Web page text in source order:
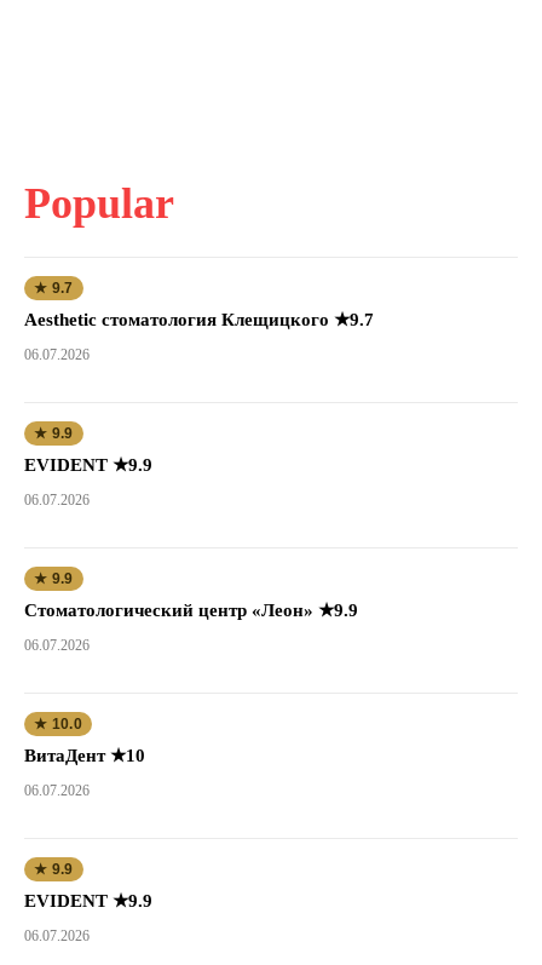
Popular
★ 9.7
Aesthetic стоматология Клещицкого ★9.7
06.07.2026
★ 9.9
EVIDENT ★9.9
06.07.2026
★ 9.9
Стоматологический центр «Леон» ★9.9
06.07.2026
★ 10.0
ВитаДент ★10
06.07.2026
★ 9.9
EVIDENT ★9.9
06.07.2026